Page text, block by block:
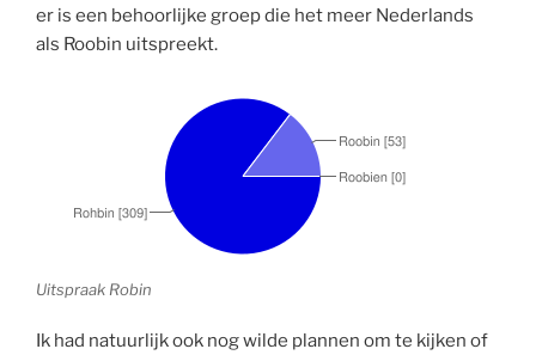
er is een behoorlijke groep die het meer Nederlands
als Roobin uitspreekt.
Uitspraak Robin
Ik had natuurlijk ook nog wilde plannen om te kijken of